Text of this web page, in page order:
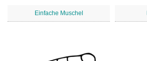
Einfache Muschel